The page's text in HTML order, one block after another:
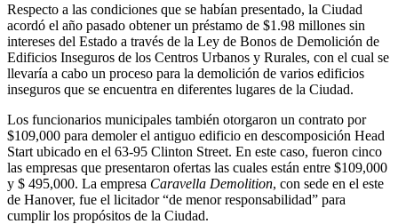
Respecto a las condiciones que se habían presentado, la Ciudad
acordó el año pasado obtener un préstamo de $1.98 millones sin
intereses del Estado a través de la Ley de Bonos de Demolición de
Edificios Inseguros de los Centros Urbanos y Rurales, con el cual se
llevaría a cabo un proceso para la demolición de varios edificios
inseguros que se encuentra en diferentes lugares de la Ciudad.
Los funcionarios municipales también otorgaron un contrato por
$109,000 para demoler el antiguo edificio en descomposición Head
Start ubicado en el 63-95 Clinton Street. En este caso, fueron cinco
las empresas que presentaron ofertas las cuales están entre $109,000
y $ 495,000. La empresa Caravella Demolition, con sede en el este
de Hanover, fue el licitador “de menor responsabilidad” para
cumplir los propósitos de la Ciudad.